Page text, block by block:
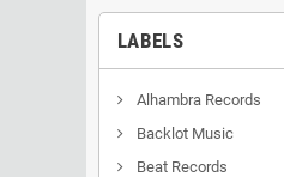
LABELS
Alhambra Records
Backlot Music
Beat Records